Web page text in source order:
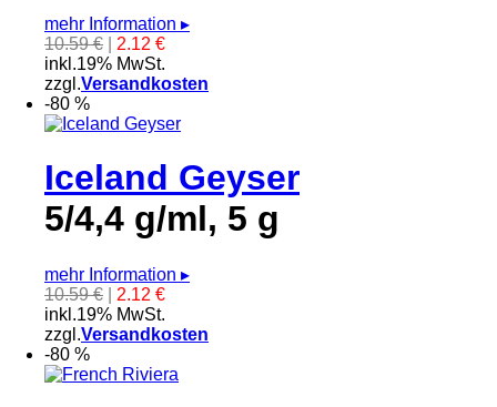
mehr Information ▸
10.59 €
2.12 €
inkl.19% MwSt.
zzgl.Versandkosten
-80 %
Iceland Geyser
5/4,4 g/ml, 5 g
mehr Information ▸
10.59 €
2.12 €
inkl.19% MwSt.
zzgl.Versandkosten
-80 %